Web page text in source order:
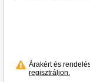
Árakért és
regisztráljon.